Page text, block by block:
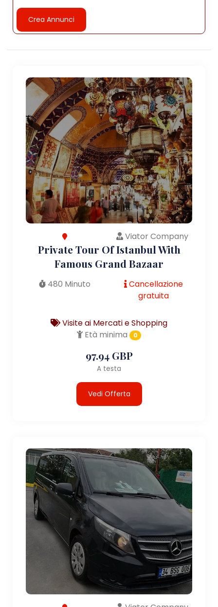
Crea Annunci
Viator Company
Private Tour Of Istanbul With
Famous Grand Bazaar
480 Minuto
Cancellazione
gratuita
Visite ai Mercati e Shopping
Età minima
0
97.94 GBP
A testa
Vedi Offerta